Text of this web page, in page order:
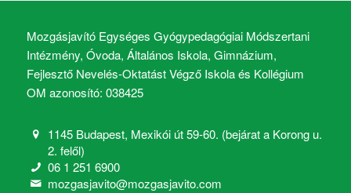
Mozgásjavító Egységes Gyógypedagógiai Módszertani
Intézmény, Óvoda, Általános Iskola, Gimnázium,
Fejlesztő Nevelés-Oktatást Végző Iskola és Kollégium
OM azonosító: 038425
1145 Budapest, Mexikói út 59-60. (bejárat a Korong u.
2. felől)
06 1 251 6900
mozgasjavito@mozgasjavito.com